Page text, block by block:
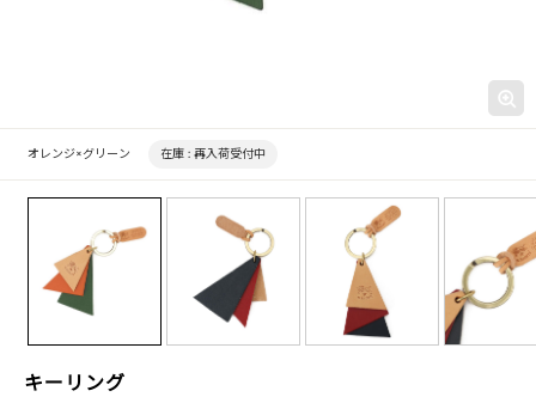
キーリング
オレンジ×グリーン 在庫 : 再入荷受付中